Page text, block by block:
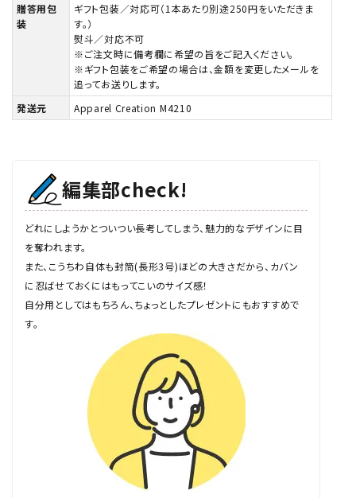
贈答用包
装
ギフト包装／対応可（1本あたり別途250円をいただきま
す。）
熨斗／対応不可
※ご注文時に備考欄に希望の旨をご記入ください。
※ギフト包装をご希望の場合は、金額を変更したメールを
追ってお送りします。
発送元
Apparel Creation M4210
編集部check!
どれにしようかとついつい長考してしまう、魅力的なデザインに目
を奪われます。
また、こうちわ自体も封筒(長形3号)ほどの大きさだから、カバン
に忍ばせておくにはもってこいのサイズ感！
自分用としてはもちろん、ちょっとしたプレゼントにもおすすめで
す。